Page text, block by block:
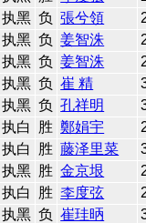
执黑 负 張兮領
执黑 负 姜智洙
执黑 负 姜智洙
执黑 负 崔 精
执黑 负 孔祥明
执白 胜 鄭娟宇
执白 胜 藤泽里菜
执黑 胜 金京垠
执白 胜 李度弦
执黑 负 崔珪昞